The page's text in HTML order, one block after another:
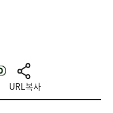
URL복사